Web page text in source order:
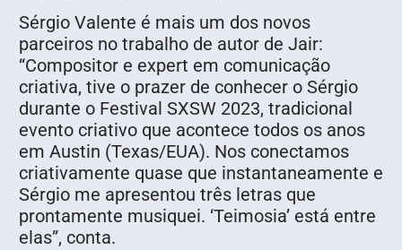
Sérgio Valente é mais um dos novos
parceiros no trabalho de autor de Jair:
“Compositor e expert em comunicação
criativa, tive o prazer de conhecer o Sérgio
durante o Festival SXSW 2023, tradicional
evento criativo que acontece todos os anos
em Austin (Texas/EUA). Nos conectamos
criativamente quase que instantaneamente e
Sérgio me apresentou três letras que
prontamente musiquei. ‘Teimosia’ está entre
elas”, conta.